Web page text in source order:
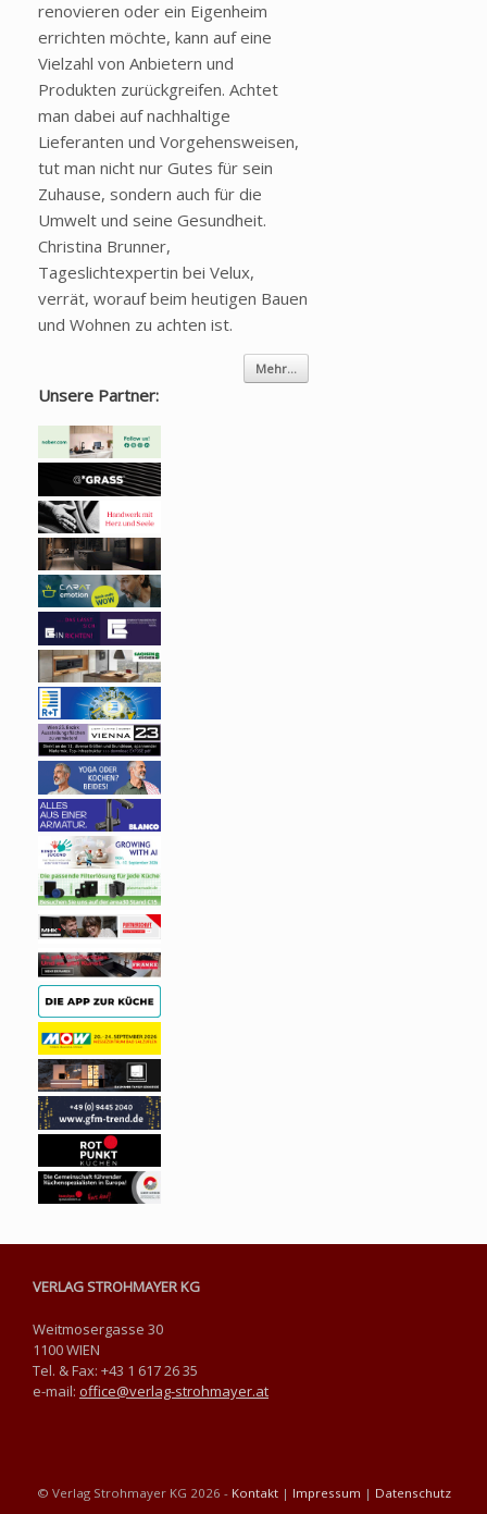
renovieren oder ein Eigenheim
errichten möchte, kann auf eine
Vielzahl von Anbietern und
Produkten zurückgreifen. Achtet
man dabei auf nachhaltige
Lieferanten und Vorgehensweisen,
tut man nicht nur Gutes für sein
Zuhause, sondern auch für die
Umwelt und seine Gesundheit.
Christina Brunner,
Tageslichtexpertin bei Velux,
verrät, worauf beim heutigen Bauen
und Wohnen zu achten ist.
Mehr...
Unsere Partner:
VERLAG STROHMAYER KG
Weitmosergasse 30
1100 WIEN
Tel. & Fax: +43 1 617 26 35
e-mail: office@verlag-strohmayer.at
© Verlag Strohmayer KG 2026 - Kontakt| Impressum | Datenschutz